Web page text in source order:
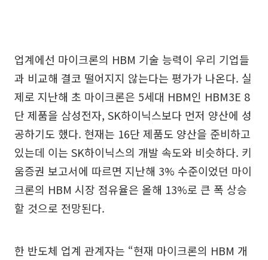
업계에선 마이크론의 HBM 기술 능력이 우리 기업들
과 비교해 결코 떨어지지 않는다는 평가가 나온다. 실
제로 지난해 초 마이크론은 5세대 HBM인 HBM3E 8
단 제품을 삼성전자, SK하이닉스보다 먼저 양산에 성
공하기도 했다. 현재는 16단 제품도 양산을 준비하고
있는데 이는 SK하이닉스의 개발 속도와 비슷하다. 키
움증권 보고서에 따르면 지난해 3% 수준이었던 마이
크론의 HBM 시장 점유율은 올해 13%로 큰 폭 상승
할 것으로 전망된다.
한 반도체 업계 관계자는 “현재 마이크론의 HBM 개